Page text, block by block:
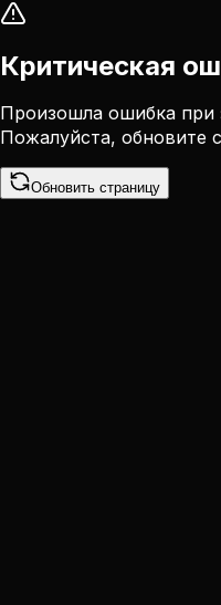
Критическая
Произошла ошибка при
Пожалуйста, обновите
Обновить страницу